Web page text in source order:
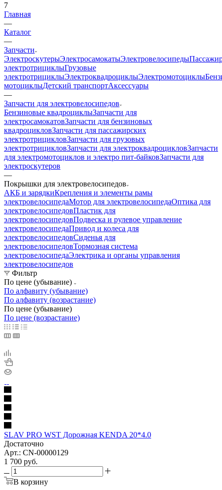
7
Главная
—
Каталог
—
Запчасти
ЭлектроскутерыЭлектросамокатыЭлектровелосипеды
электротрициклыГрузовые
электротрициклыЭлектроквадроциклыЭлектромотоциклы
мотоциклыДетский транспортАксессуары
—
Запчасти для электровелосипедов
Бензиновые квадроциклыЗапчасти для
электросамокатовЗапчасти для бензиновых
квадроцикловЗапчасти для пассажирских
электротрицикловЗапчасти для грузовых
электротрицикловЗапчасти для электроквадроцикловЗапчасти
для электромотоциклов и электро пит-байковЗапчасти для
электроскутеров
—
Покрышки для электровелосипедов
АКБ и зарядкиКрепления и элементы рамы
электровелосипедаМотор для электровелосипедаОптика для
электровелосипедовПластик для
электровелосипедовПодвеска и рулевое управление
электровелосипедаПривод и колеса для
электровелосипедовСиденья для
электровелосипедовТормозная система
электровелосипедаЭлектрика и органы управления
электровелосипедов
Фильтр
По цене (убывание)
По алфавиту (убывание)
По алфавиту (возрастание)
По цене (убывание)
По цене (возрастание)
SLAV PRO WST Дорожная KENDA 20*4.0
Достаточно
Арт.: CN-00000129
1 700 руб.
В корзину